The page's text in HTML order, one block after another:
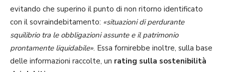
evitando che superino il punto di non ritorno identificato
con il sovraindebitamento: «situazioni di perdurante
squilibrio tra le obbligazioni assunte e il patrimonio
prontamente liquidabile». Essa fornirebbe inoltre, sulla base
delle informazioni raccolte, un rating sulla sostenibilità